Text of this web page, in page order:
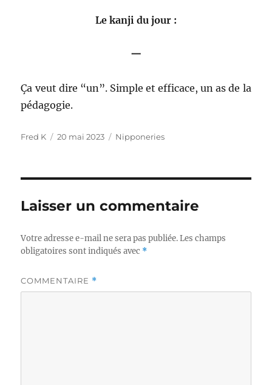
Le kanji du jour :
一
Ça veut dire “un”. Simple et efficace, un as de la
pédagogie.
Auteur
Fred K
Publié
20 mai 2023 Catégories
Nipponeries
Laisser un commentaire
Votre adresse e-mail ne sera pas publiée. Les champs
obligatoires sont indiqués avec *
COMMENTAIRE *